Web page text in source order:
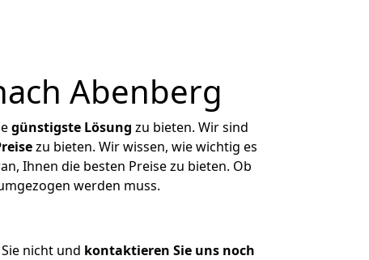
Abenberg
günstigste Lösung zu bieten. Wir sind
zu bieten. Wir wissen, wie wichtig es
Ihnen die besten Preise zu bieten. Ob
werden muss.
nicht und kontaktieren Sie uns noch